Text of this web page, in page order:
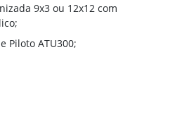
9x3 ou 12x12 com
Piloto ATU300;